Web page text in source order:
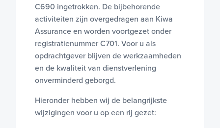
C690 ingetrokken. De bijbehorende
activiteiten zijn overgedragen aan Kiwa
Assurance en worden voortgezet onder
registratienummer C701. Voor u als
opdrachtgever blijven de werkzaamheden
en de kwaliteit van dienstverlening
onverminderd geborgd.
Hieronder hebben wij de belangrijkste
wijzigingen voor u op een rij gezet: